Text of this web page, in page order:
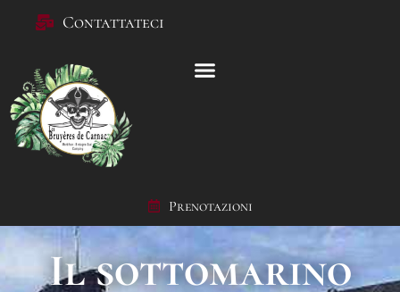
Contattateci
Prenotazioni
Il sottomarino